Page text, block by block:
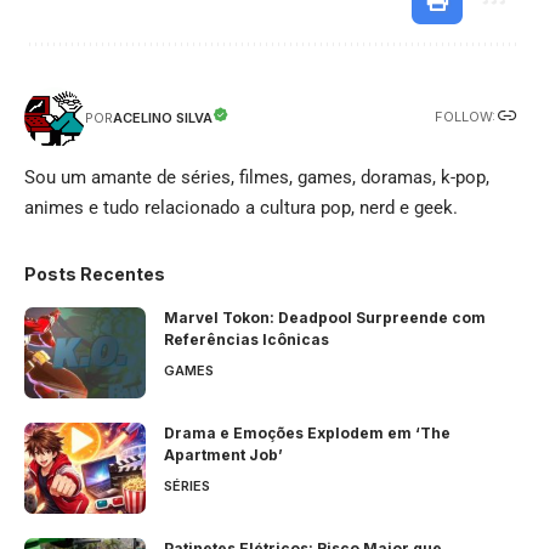
PORACELINO SILVA FOLLOW:
Sou um amante de séries, filmes, games, doramas, k-pop,
animes e tudo relacionado a cultura pop, nerd e geek.
Posts Recentes
Marvel Tokon: Deadpool Surpreende com
Referências Icônicas
GAMES
Drama e Emoções Explodem em ‘The
Apartment Job’
SÉRIES